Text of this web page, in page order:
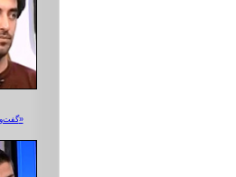
گفت‌وگو با اسلک‌لاینرها؛ «آبایی» و «شریفی»